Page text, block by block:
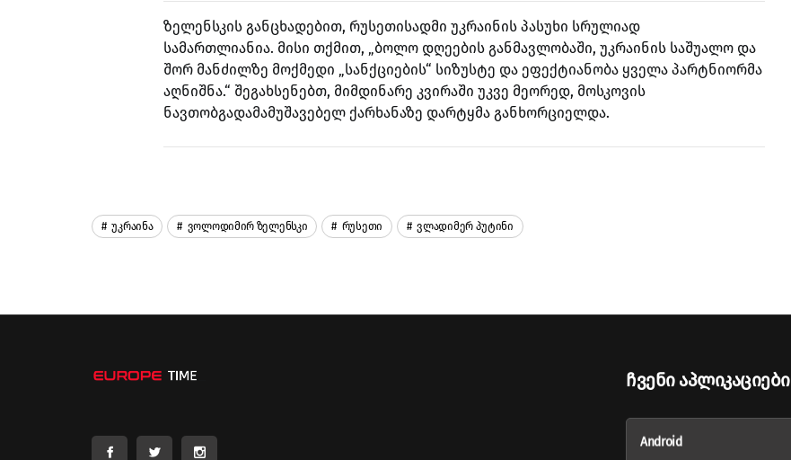
ზელენსკის განცხადებით, რუსეთისადმი უკრაინის პასუხი სრულიად
სამართლიანია. მისი თქმით, „ბოლო დღეების განმავლობაში, უკრაინის საშუალო და
შორ მანძილზე მოქმედი „სანქციების“ სიზუსტე და ეფექტიანობა ყველა პარტნიორმა
აღნიშნა.“ შეგახსენებთ, მიმდინარე კვირაში უკვე მეორედ, მოსკოვის
ნავთობგადამამუშავებელ ქარხანაზე დარტყმა განხორციელდა.
Უკრაინა Ვოლოდიმირ Ზელენსკი Რუსეთი Ვლადიმერ Პუტინი
Ჩვენი Აპლიკაციები
Android